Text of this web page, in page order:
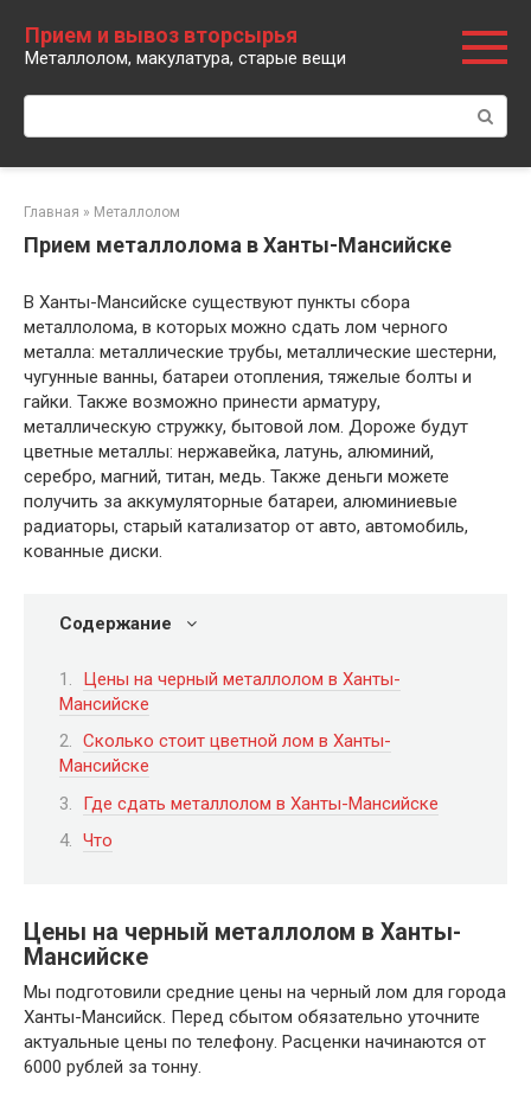
контенту
Прием и вывоз вторсырья
Металлолом, макулатура, старые вещи
Поиск:
Главная » Металлолом
Прием металлолома в Ханты-Мансийске
В Ханты-Мансийске существуют пункты сбора
металлолома, в которых можно сдать лом черного
металла: металлические трубы, металлические шестерни,
чугунные ванны, батареи отопления, тяжелые болты и
гайки. Также возможно принести арматуру,
металлическую стружку, бытовой лом. Дороже будут
цветные металлы: нержавейка, латунь, алюминий,
серебро, магний, титан, медь. Также деньги можете
получить за аккумуляторные батареи, алюминиевые
радиаторы, старый катализатор от авто, автомобиль,
кованные диски.
Содержание
Цены на черный металлолом в Ханты-
Мансийске
Сколько стоит цветной лом в Ханты-
Мансийске
Где сдать металлолом в Ханты-Мансийске
Что
Цены на черный металлолом в Ханты-
Мансийске
Мы подготовили средние цены на черный лом для города
Ханты-Мансийск. Перед сбытом обязательно уточните
актуальные цены по телефону. Расценки начинаются от
6000 рублей за тонну.